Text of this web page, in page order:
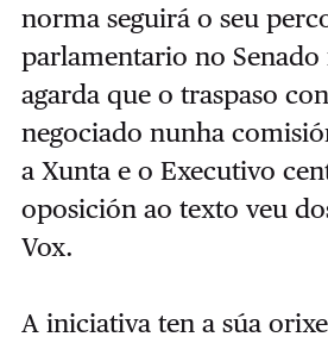
norma seguirá o seu
parlamentario no Senado
agarda que o traspaso
negociado nunha
a Xunta e o Executivo
oposición ao texto veu
Vox.
A iniciativa ten a súa